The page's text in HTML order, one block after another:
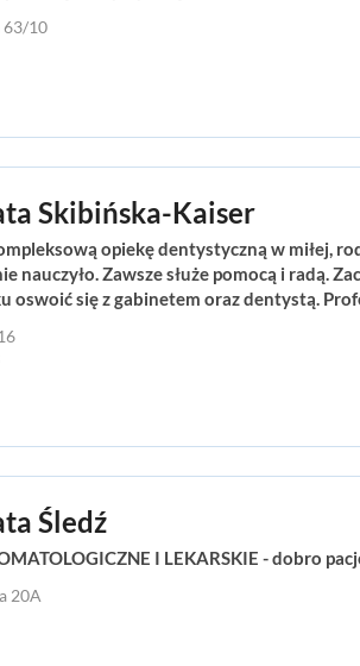
63/10
Skibińska-Kaiser
opiekę dentystyczną w miłej,
nauczyło. Zawsze służe pomocą i radą.
oswoić się z gabinetem oraz dentystą.
Śledź
I LEKARSKIE - dobro
20A